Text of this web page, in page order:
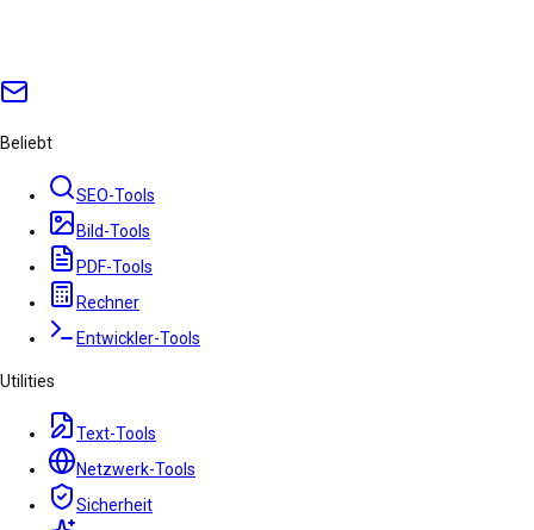
Beliebt
SEO-Tools
Bild-Tools
PDF-Tools
Rechner
Entwickler-Tools
Utilities
Text-Tools
Netzwerk-Tools
Sicherheit